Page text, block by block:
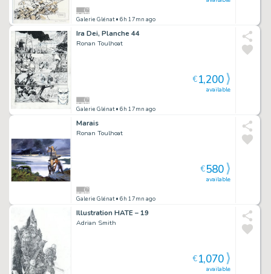
Galerie Glénat• 6h 17mn ago
Ira Dei, Planche 44
Ronan Toulhoat
Galerie Glénat• 6h 17mn ago
available
€1,200
Marais
Ronan Toulhoat
Galerie Glénat• 6h 17mn ago
available
€580
Illustration HATE – 19
Adrian Smith
available
€1,070